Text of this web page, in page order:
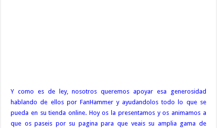
Y como es de ley, nosotros queremos apoyar esa generosidad
hablando de ellos por FanHammer y ayudandolos todo lo que se
pueda en su tienda online. Hoy os la presentamos y os animamos a
que os paseis por su pagina para que veais su amplia gama de